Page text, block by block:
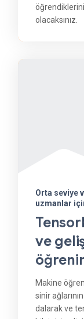
olacaksınız.
Orta seviye
uzmanlar
ve
Makine
sinir
dalarak ve